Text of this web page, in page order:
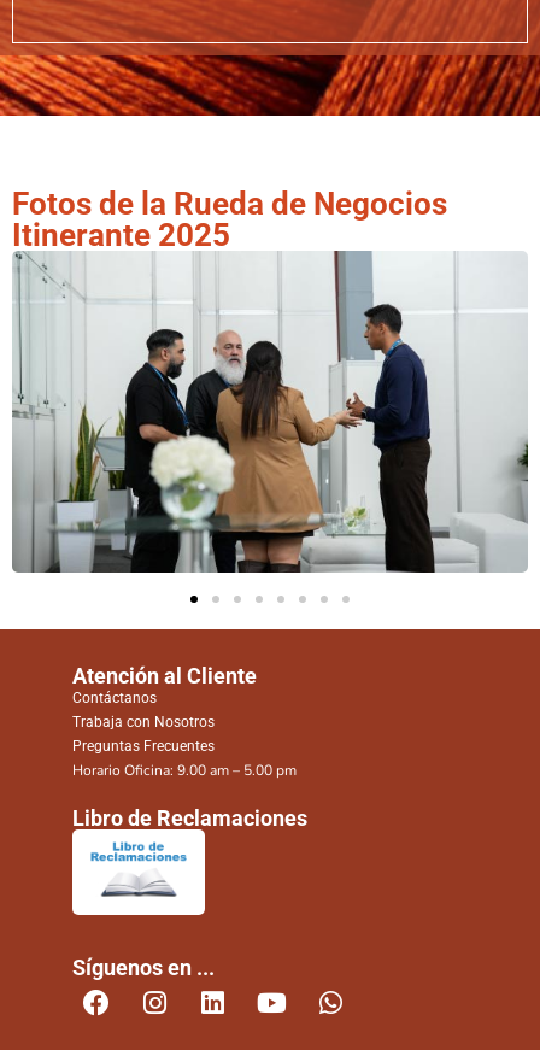
Fotos de la Rueda de Negocios
Itinerante 2025
Atención al Cliente
Contáctanos
Trabaja con Nosotros
Preguntas Frecuentes
Horario Oficina: 9.00 am – 5.00 pm
Libro de Reclamaciones
Síguenos en ...